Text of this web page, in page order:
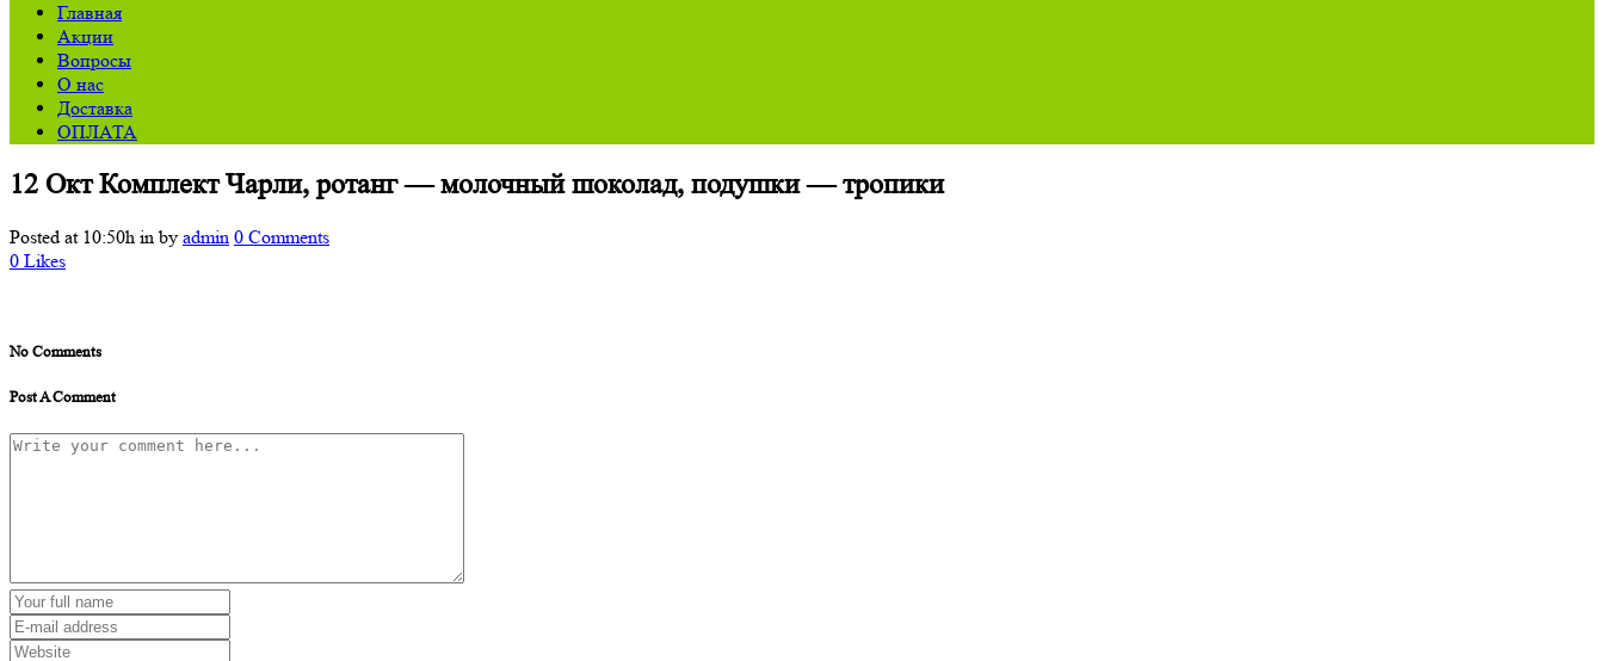
Главная
Акции
Вопросы
О нас
Доставка
ОПЛАТА
12 ОктКомплект Чарли, ротанг — молочный шоколад, подушки — тропики
Posted at 10:50h in by admin 0 Comments
0 Likes
No Comments
Post A Comment